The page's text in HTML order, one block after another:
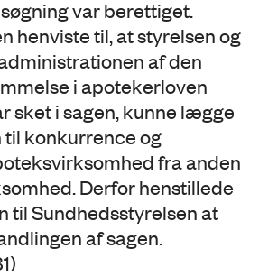
var berettiget.
henviste til, at styrelsen og
af den
i apotekerloven
sket i sagen, kunne lægge
konkurrence og
fra anden
Derfor henstillede
til Sundhedsstyrelsen at
af sagen.